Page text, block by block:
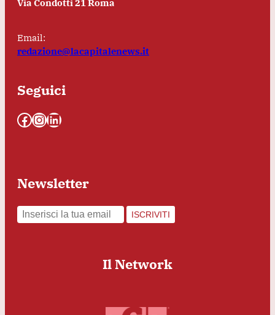
Via Condotti 21 Roma
Email:
redazione@lacapitalenews.it
Seguici
Facebook InstagramLinkedIn
Newsletter
ISCRIVITI
Il Network